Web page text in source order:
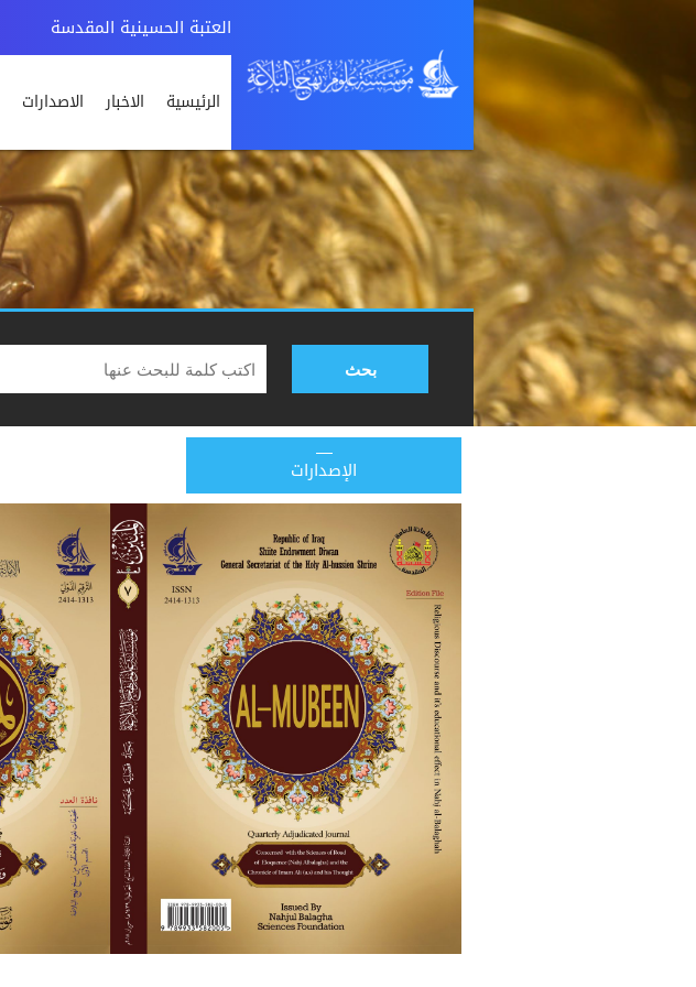
العتبة الحسينية المقدسة
الرئيسية الاخبار الاصدارات
بحث
الإصدارات